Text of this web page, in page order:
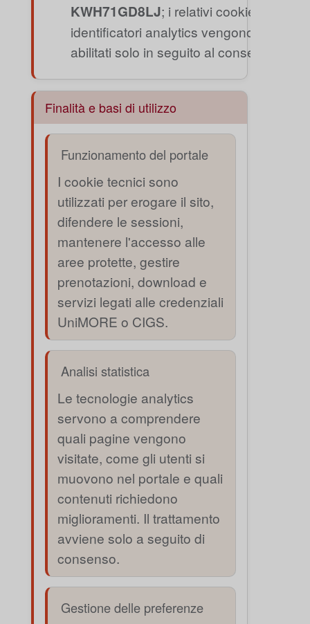
KWH71GD8LJ; i relativi cookie o
identificatori analytics vengono
abilitati solo in seguito al consenso.
Finalità e basi di utilizzo
Funzionamento del portale
I cookie tecnici sono
utilizzati per erogare il sito,
difendere le sessioni,
mantenere l'accesso alle
aree protette, gestire
prenotazioni, download e
servizi legati alle credenziali
UniMORE o CIGS.
Analisi statistica
Le tecnologie analytics
servono a comprendere
quali pagine vengono
visitate, come gli utenti si
muovono nel portale e quali
contenuti richiedono
miglioramenti. Il trattamento
avviene solo a seguito di
consenso.
Gestione delle preferenze